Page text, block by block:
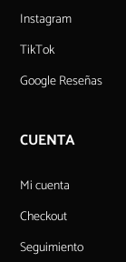
Instagram
TikTok
Google Reseñas
CUENTA
Mi cuenta
Checkout
Seguimiento